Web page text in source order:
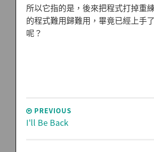
所以它指的是，後來把程式打掉重
的程式難用歸難用，畢竟已經上手
呢？
PREVIOUS
I'll Be Back